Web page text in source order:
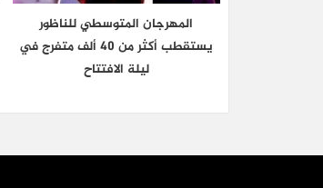
المهرجان المتوسطي للناظور
يستقطب أكثر من 40 ألف متفرج في
ليلة الافتتاح